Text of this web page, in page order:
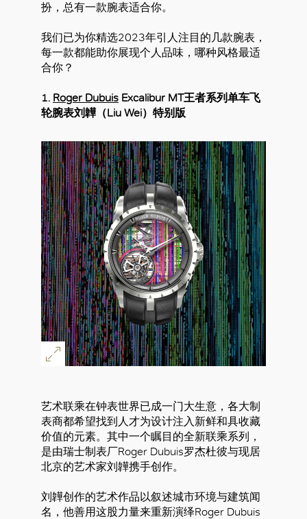
扮，总有一款腕表适合你。
我们已为你精选2023年引人注目的几款腕表，
每一款都能助你展现个人品味，哪种风格最适
合你？
1. Roger Dubuis Excalibur MT王者系列单车飞
轮腕表刘韡（Liu Wei）特别版
艺术联乘在钟表世界已成一门大生意，各大制
表商都希望找到人才为设计注入新鲜和具收藏
价值的元素。其中一个瞩目的全新联乘系列，
是由瑞士制表厂Roger Dubuis罗杰杜彼与现居
北京的艺术家刘韡携手创作。
刘韡创作的艺术作品以叙述城市环境与建筑闻
名，他善用这股力量来重新演绎Roger Dubuis